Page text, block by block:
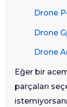
Drone
Drone
Drone
Eğer bir
parçaları